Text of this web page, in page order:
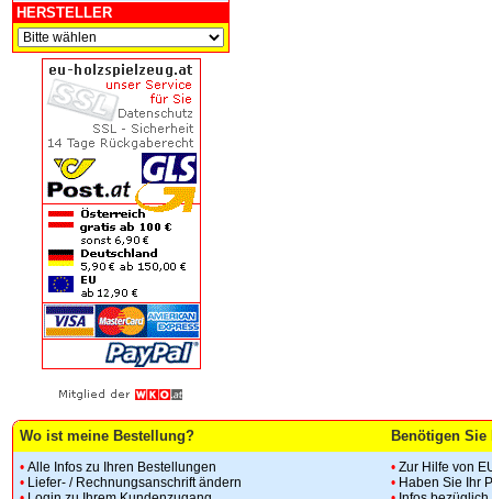
HERSTELLER
Wo ist meine Bestellung? Benötigen Sie
• Alle Infos zu Ihren Bestellungen
• Liefer- / Rechnungsanschrift ändern
• Zur Hilfe von
• Haben Sie Ihr